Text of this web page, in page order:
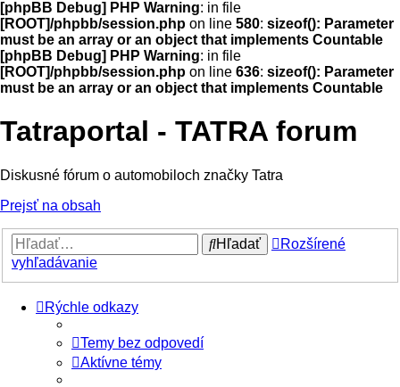
[phpBB Debug] PHP Warning: in file
[ROOT]/phpbb/session.php on line 580: sizeof(): Parameter
must be an array or an object that implements Countable
[phpBB Debug] PHP Warning: in file
[ROOT]/phpbb/session.php on line 636: sizeof(): Parameter
must be an array or an object that implements Countable
Tatraportal - TATRA forum
Diskusné fórum o automobiloch značky Tatra
Prejsť na obsah
Hľadať
Rozšírené
vyhľadávanie
Rýchle odkazy
Temy bez odpovedí
Aktívne témy